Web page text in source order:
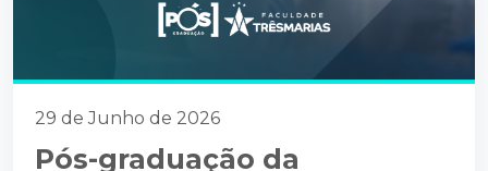
29 de Junho de 2026
Pós-graduação da